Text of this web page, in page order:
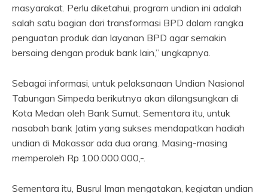
masyarakat. Perlu diketahui, program undian ini adalah
salah satu bagian dari transformasi BPD dalam rangka
penguatan produk dan layanan BPD agar semakin
bersaing dengan produk bank lain,” ungkapnya.
Sebagai informasi, untuk pelaksanaan Undian Nasional
Tabungan Simpeda berikutnya akan dilangsungkan di
Kota Medan oleh Bank Sumut. Sementara itu, untuk
nasabah bank Jatim yang sukses mendapatkan hadiah
undian di Makassar ada dua orang. Masing-masing
memperoleh Rp 100.000.000,-.
Sementara itu, Busrul Iman mengatakan, kegiatan undian